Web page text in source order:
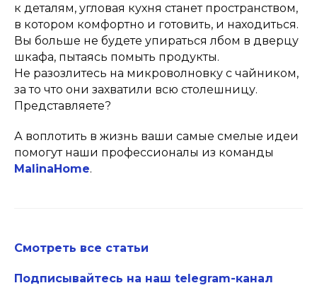
к деталям, угловая кухня станет пространством,
в котором комфортно и готовить, и находиться.
Вы больше не будете упираться лбом в дверцу
шкафа, пытаясь помыть продукты.
Не разозлитесь на микроволновку с чайником,
за то что они захватили всю столешницу.
Представляете?
А воплотить в жизнь ваши самые смелые идеи
помогут наши профессионалы из команды
MalinaHome.
Смотреть все статьи
Подписывайтесь на наш telegram-канал